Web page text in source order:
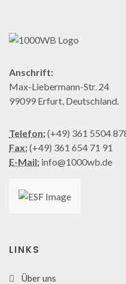
Anschrift:
Max-Liebermann-Str. 24
99099 Erfurt, Deutschland.
Telefon:(+49) 361 5504
Fax:(+49) 361 654 71 91
E-Mail: info@1000wb.de
LINKS
Über uns